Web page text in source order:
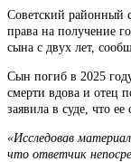
Советский районный
права на получение
сына с двух лет,
Сын погиб в 2025
смерти вдова и отец
заявила в суде, что
«Исследовав
что ответчик